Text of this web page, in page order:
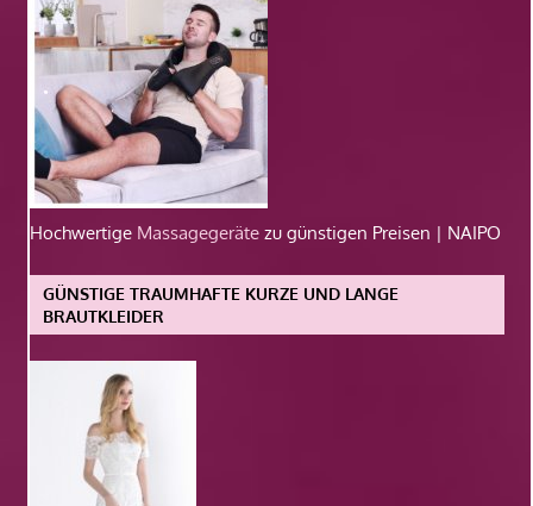
Hochwertige Massagegeräte zu günstigen Preisen | NAIPO
GÜNSTIGE TRAUMHAFTE KURZE UND LANGE
BRAUTKLEIDER